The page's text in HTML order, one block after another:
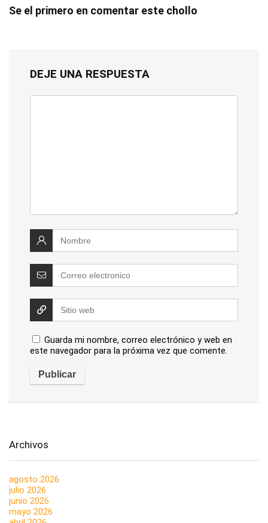
Se el primero en comentar este chollo
DEJE UNA RESPUESTA
Guarda mi nombre, correo electrónico y web en
este navegador para la próxima vez que comente.
Archivos
agosto 2026
julio 2026
junio 2026
mayo 2026